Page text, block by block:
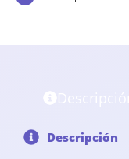
Descripción